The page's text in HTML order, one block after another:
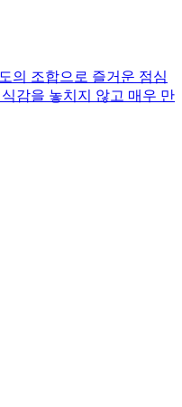
의 조합으로 즐거운 점심
감을 놓치지 않고 매우 만